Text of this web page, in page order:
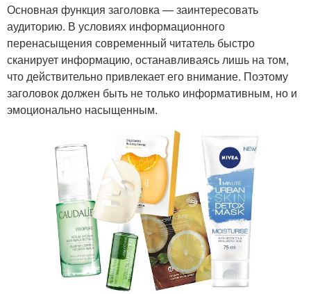
Основная функция заголовка — заинтересовать
аудиторию. В условиях информационного
перенасыщения современный читатель быстро
сканирует информацию, останавливаясь лишь на том,
что действительно привлекает его внимание. Поэтому
заголовок должен быть не только информативным, но и
эмоционально насыщенным.